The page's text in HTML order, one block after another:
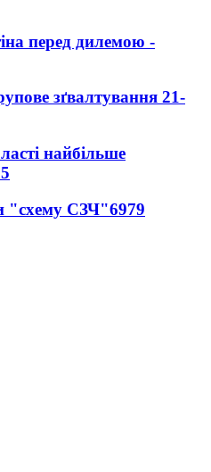
перед дилемою -
зґвалтування 21-
найбільше
"схему СЗЧ"6979